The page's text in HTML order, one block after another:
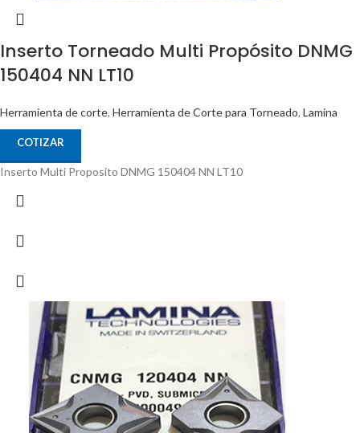
Inserto Torneado Multi Propósito DNMG
150404 NN LT10
Herramienta de corte, Herramienta de Corte para Torneado, Lamina
COTIZAR
Inserto Multi Proposito DNMG 150404 NN LT10